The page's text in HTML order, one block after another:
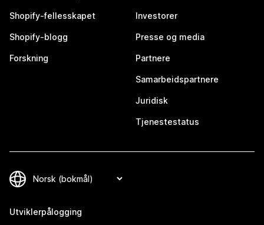
Shopify-fellesskapet
Shopify-blogg
Forskning
Investorer
Presse og media
Partnere
Samarbeidspartnere
Juridisk
Tjenestestatus
Utviklerpålogging